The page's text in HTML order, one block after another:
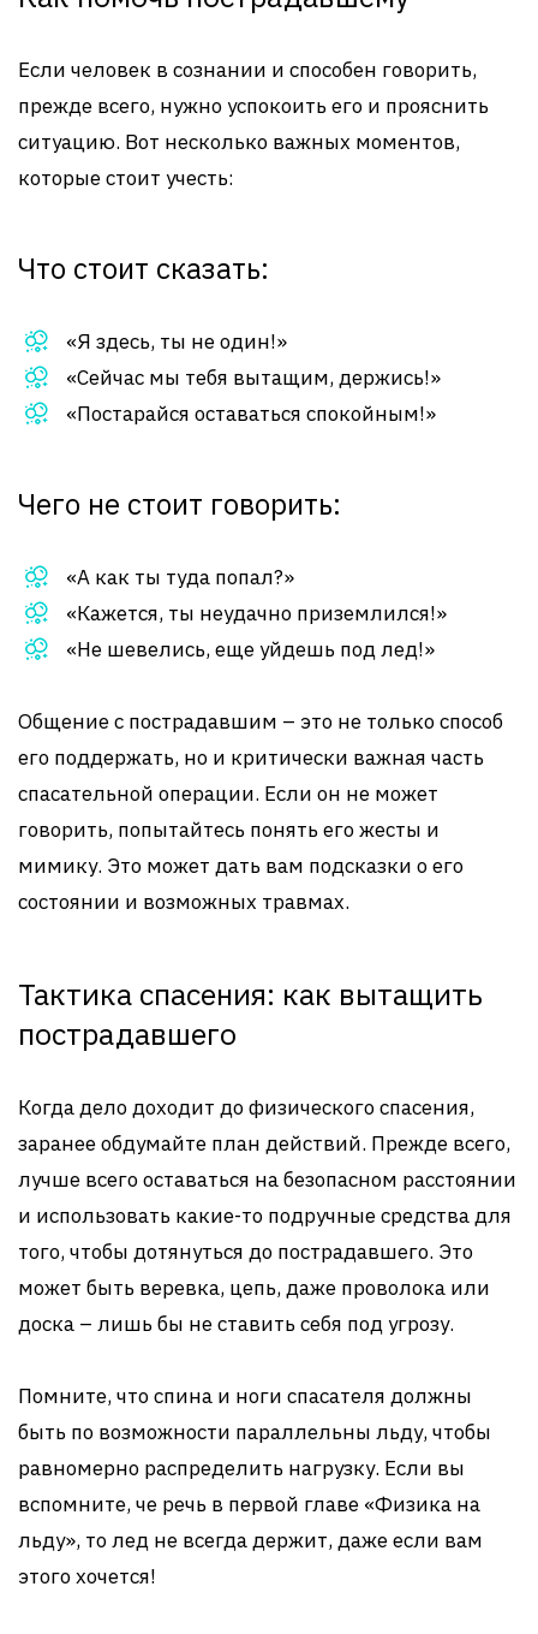
Если человек в сознании и способен говорить,
прежде всего, нужно успокоить его и прояснить
ситуацию. Вот несколько важных моментов,
которые стоит учесть:
Что стоит сказать:
«Я здесь, ты не один!»
«Сейчас мы тебя вытащим, держись!»
«Постарайся оставаться спокойным!»
Чего не стоит говорить:
«А как ты туда попал?»
«Кажется, ты неудачно приземлился!»
«Не шевелись, еще уйдешь под лед!»
Общение с пострадавшим – это не только способ
его поддержать, но и критически важная часть
спасательной операции. Если он не может
говорить, попытайтесь понять его жесты и
мимику. Это может дать вам подсказки о его
состоянии и возможных травмах.
Тактика спасения: как вытащить
пострадавшего
Когда дело доходит до физического спасения,
заранее обдумайте план действий. Прежде всего,
лучше всего оставаться на безопасном расстоянии
и использовать какие-то подручные средства для
того, чтобы дотянуться до пострадавшего. Это
может быть веревка, цепь, даже проволока или
доска – лишь бы не ставить себя под угрозу.
Помните, что спина и ноги спасателя должны
быть по возможности параллельны льду, чтобы
равномерно распределить нагрузку. Если вы
вспомните, че речь в первой главе «Физика на
льду», то лед не всегда держит, даже если вам
этого хочется!